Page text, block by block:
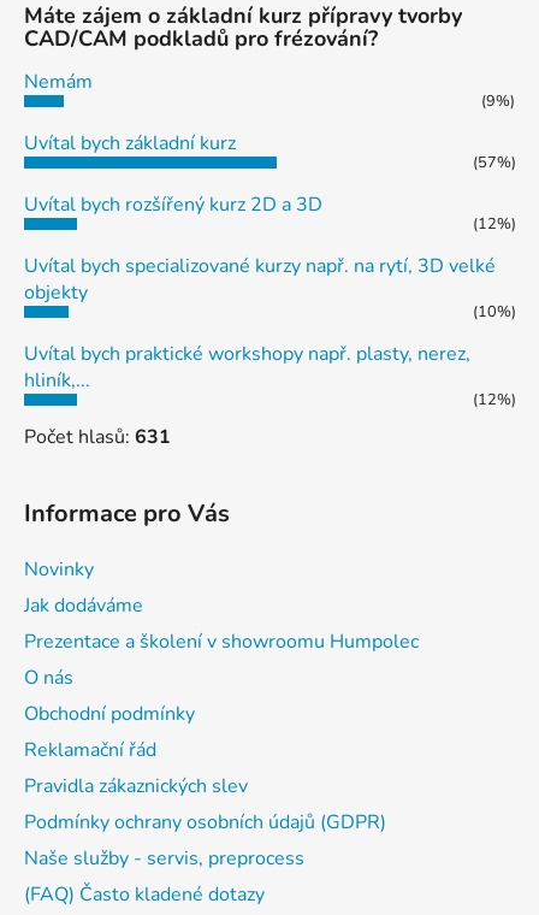
Máte zájem o základní kurz přípravy tvorby
CAD/CAM podkladů pro frézování?
Nemám
(9%)
Uvítal bych základní kurz
(57%)
Uvítal bych rozšířený kurz 2D a 3D
(12%)
Uvítal bych specializované kurzy např. na rytí, 3D velké
objekty
(10%)
Uvítal bych praktické workshopy např. plasty, nerez,
hliník,...
(12%)
Počet hlasů: 631
Informace pro Vás
Novinky
Jak dodáváme
Prezentace a školení v showroomu Humpolec
O nás
Obchodní podmínky
Reklamační řád
Pravidla zákaznických slev
Podmínky ochrany osobních údajů (GDPR)
Naše služby - servis, preprocess
(FAQ) Často kladené dotazy